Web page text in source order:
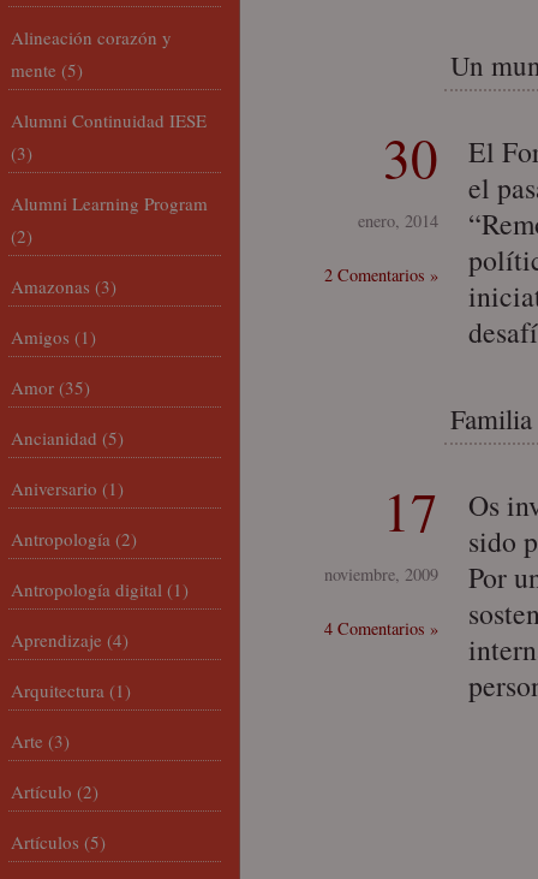
Un
30
enero, 2014
2 Comentarios »
El
el
17
noviembre, 2009
4 Comentarios »
Os
sido
Por
Alineación corazón y
mente (5)
Alumni Continuidad IESE
(3)
Alumni Learning Program
(2)
Amazonas (3)
Amigos (1)
Amor (35)
Ancianidad (5)
Aniversario (1)
Antropología (2)
Antropología digital (1)
Aprendizaje (4)
Arquitectura (1)
Arte (3)
Artículo (2)
Artículos (5)